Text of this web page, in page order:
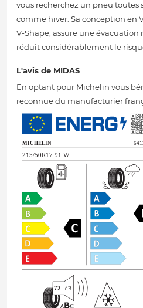
vous recherchez un pneu toutes
comme hiver. Sa conception en
V-Shape, assure une évacuation
réduit considérablement le
L'avis de MIDAS
En optant pour Michelin vous
reconnue du manufacturier